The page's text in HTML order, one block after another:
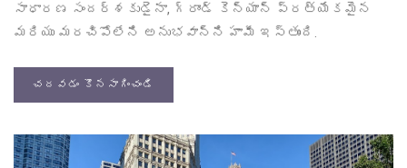
సాధారణ సందర్శకుడైనా, గ్రాండ్ కెన్యాన్ ప్రత్యేకమైన
మరియు మరచిపోలేని అనుభవాన్ని హామీ ఇస్తుంది.
చదవడం కొనసాగించండి